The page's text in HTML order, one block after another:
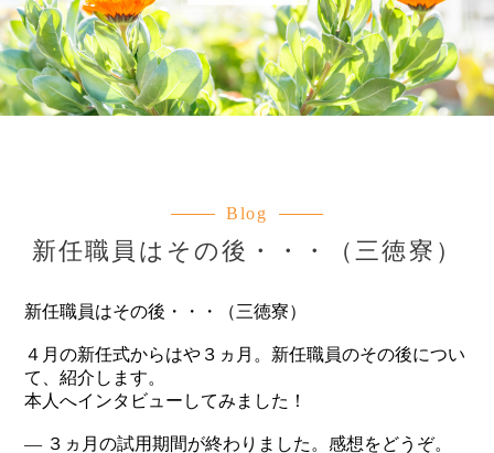
Blog
新任職員はその後・・・（三徳寮）
新任職員はその後・・・（三徳寮）
４月の新任式からはや３ヵ月。新任職員のその後につい
て、紹介します。
本人へインタビューしてみました！
― ３ヵ月の試用期間が終わりました。感想をどうぞ。